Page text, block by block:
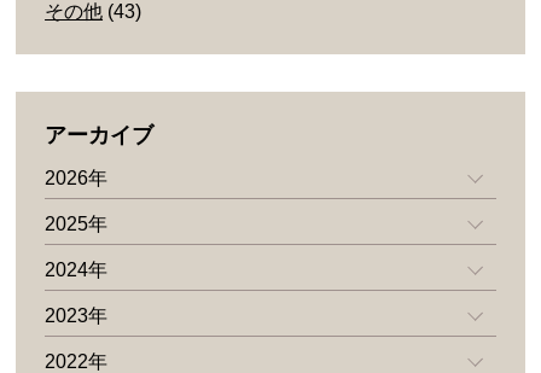
その他 (43)
アーカイブ
2026年
2025年
2024年
2023年
2022年